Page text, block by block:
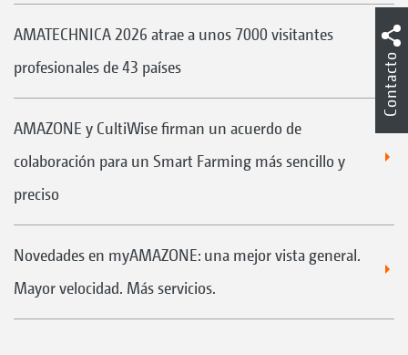
AMATECHNICA 2026 atrae a unos 7000 visitantes
profesionales de 43 países
AMAZONE y CultiWise firman un acuerdo de
colaboración para un Smart Farming más sencillo y
preciso
Novedades en myAMAZONE: una mejor vista general.
Mayor velocidad. Más servicios.
Contacto